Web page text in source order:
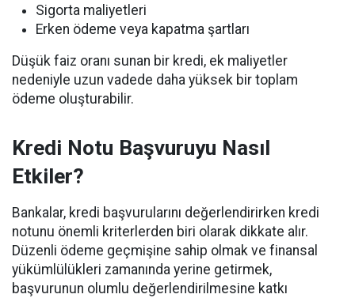
Sigorta maliyetleri
Erken ödeme veya kapatma şartları
Düşük faiz oranı sunan bir kredi, ek maliyetler
nedeniyle uzun vadede daha yüksek bir toplam
ödeme oluşturabilir.
Kredi Notu Başvuruyu Nasıl
Etkiler?
Bankalar, kredi başvurularını değerlendirirken kredi
notunu önemli kriterlerden biri olarak dikkate alır.
Düzenli ödeme geçmişine sahip olmak ve finansal
yükümlülükleri zamanında yerine getirmek,
başvurunun olumlu değerlendirilmesine katkı